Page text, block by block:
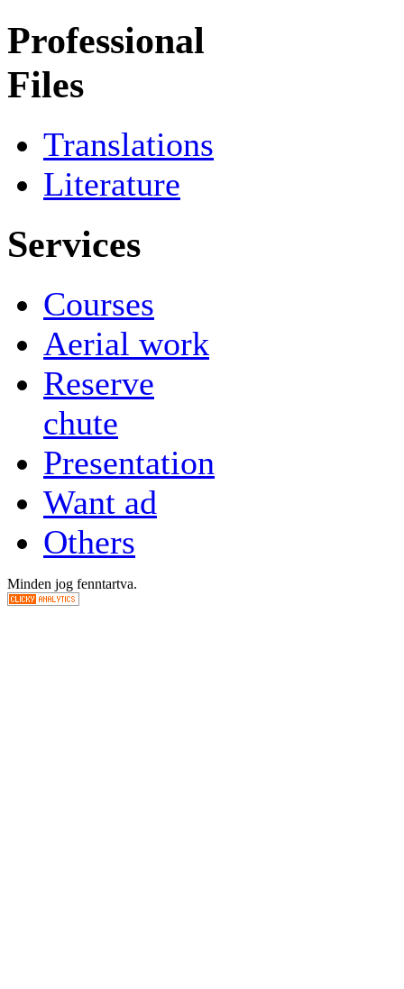
Professional
Files
Translations
Literature
Services
Courses
Aerial work
Reserve
chute
Presentation
Want ad
Others
Minden jog fenntartva.